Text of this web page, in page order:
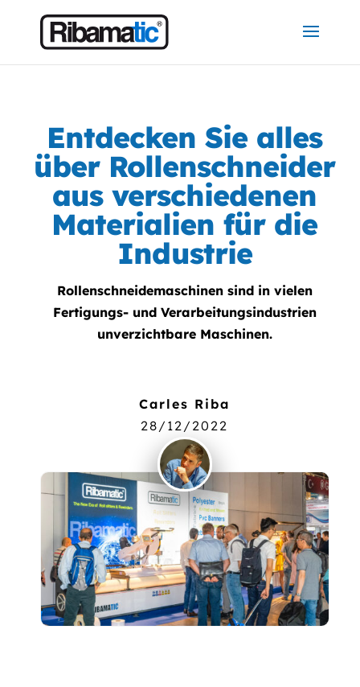
Entdecken Sie alles
über Rollenschneider
aus verschiedenen
Materialien für die
Industrie
Rollenschneidemaschinen sind in vielen
Fertigungs- und Verarbeitungsindustrien
unverzichtbare Maschinen.
Carles Riba
28/12/2022